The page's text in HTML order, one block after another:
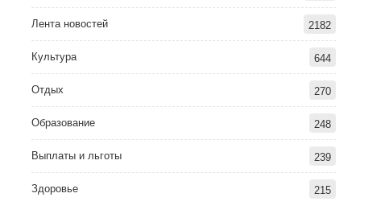
Лента новостей 2182
Культура 644
Отдых 270
Образование 248
Выплаты и льготы 239
Здоровье 215